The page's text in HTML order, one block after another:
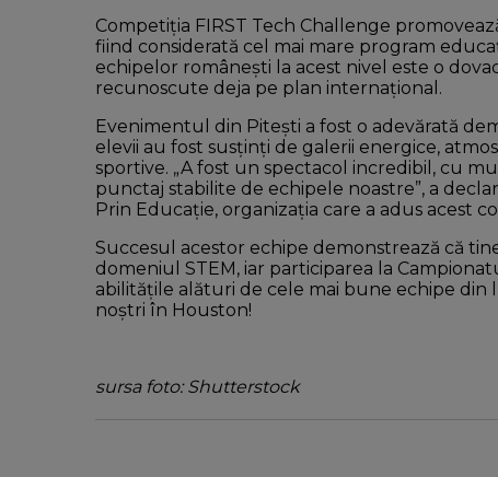
Competiția FIRST Tech Challenge
fiind considerată cel mai mare program
echipelor românești la acest nivel este o
recunoscute deja pe plan internațional.
Evenimentul din Pitești a fost o adevărată
elevii au fost susținți de galerii energice,
sportive. „A fost un spectacol incredibil, cu
punctaj stabilite de echipele noastre”, a
Prin Educație, organizația care a adus acest
Succesul acestor echipe demonstrează că
domeniul STEM, iar participarea la
abilitățile alături de cele mai bune echipe
noștri în Houston!
sursa foto: Shutterstock